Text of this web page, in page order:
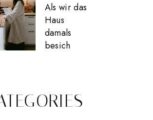
Als wir das
Haus
damals
besich